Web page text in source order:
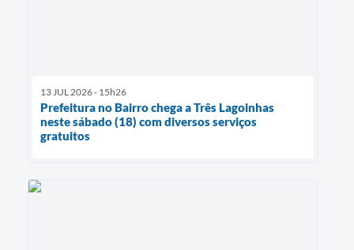
13 JUL 2026 - 15h26
Prefeitura no Bairro chega a Três Lagoinhas
neste sábado (18) com diversos serviços
gratuitos